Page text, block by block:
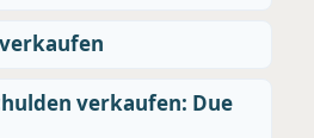
verkaufen: Due